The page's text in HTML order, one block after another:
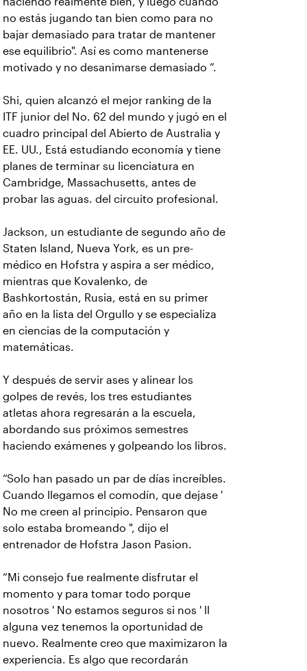
no estás jugando tan bien como para no
bajar demasiado para tratar de mantener
ese equilibrio". Así es como mantenerse
motivado y no desanimarse demasiado ”.
Shi, quien alcanzó el mejor ranking de la
ITF junior del No. 62 del mundo y jugó en el
cuadro principal del Abierto de Australia y
EE. UU., Está estudiando economía y tiene
planes de terminar su licenciatura en
Cambridge, Massachusetts, antes de
probar las aguas. del circuito profesional.
Jackson, un estudiante de segundo año de
Staten Island, Nueva York, es un pre-
médico en Hofstra y aspira a ser médico,
mientras que Kovalenko, de
Bashkortostán, Rusia, está en su primer
año en la lista del Orgullo y se especializa
en ciencias de la computación y
matemáticas.
Y después de servir ases y alinear los
golpes de revés, los tres estudiantes
atletas ahora regresarán a la escuela,
abordando sus próximos semestres
haciendo exámenes y golpeando los libros.
“Solo han pasado un par de días increíbles.
Cuando llegamos el comodín, que dejase '
No me creen al principio. Pensaron que
solo estaba bromeando ", dijo el
entrenador de Hofstra Jason Pasion.
“Mi consejo fue realmente disfrutar el
momento y para tomar todo porque
nosotros ' No estamos seguros si nos ' ll
alguna vez tenemos la oportunidad de
nuevo. Realmente creo que maximizaron la
experiencia. Es algo que recordarán